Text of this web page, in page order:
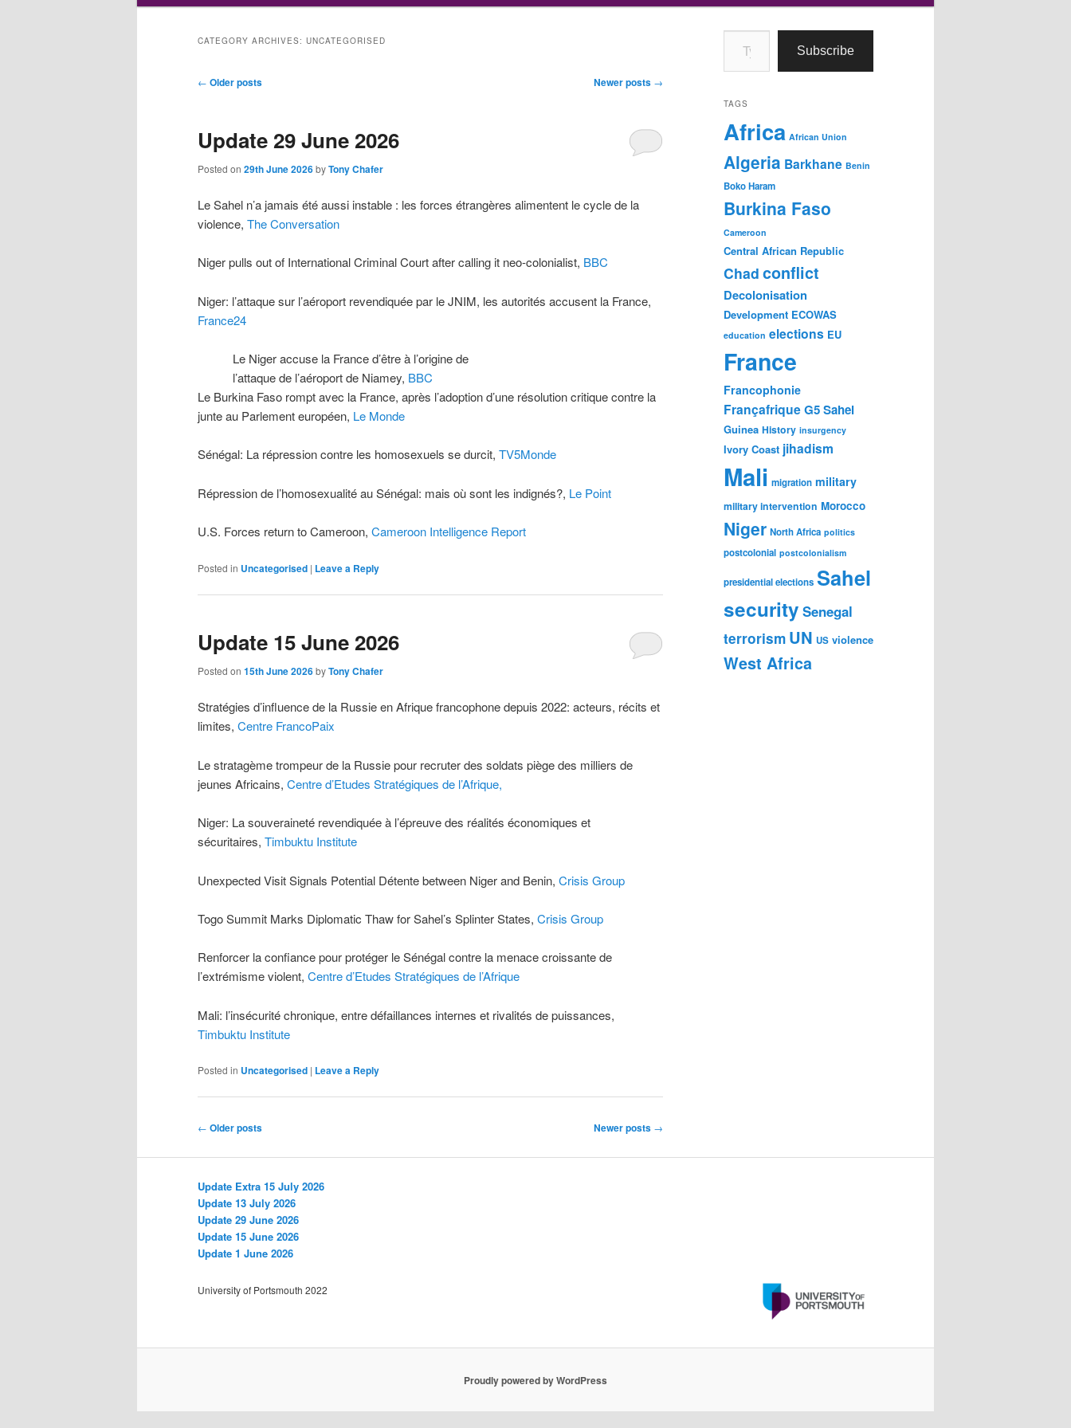
CATEGORY ARCHIVES: UNCATEGORISED
Post
← Older posts Newer posts →
Update 29 June 2026
Posted on 29th June 2026byTony Chafer
Le Sahel n’a jamais été aussi instable : les forces étrangères alimentent le cycle de la
violence, The Conversation
Niger pulls out of International Criminal Court after calling it neo-colonialist, BBC
Niger: l’attaque sur l’aéroport revendiquée par le JNIM, les autorités accusent la France,
France24
Le Niger accuse la France d’être à l’origine de
l’attaque de l’aéroport de Niamey, BBC
Le Burkina Faso rompt avec la France, après l’adoption d’une résolution critique contre la
junte au Parlement européen, Le Monde
Sénégal: La répression contre les homosexuels se durcit, TV5Monde
Répression de l’homosexualité au Sénégal: mais où sont les indignés?, Le Point
U.S. Forces return to Cameroon, Cameroon Intelligence Report
Posted in Uncategorised | Leave a Reply
Update 15 June 2026
Posted on 15th June 2026byTony Chafer
Stratégies d’influence de la Russie en Afrique francophone depuis 2022: acteurs, récits et
limites, Centre FrancoPaix
Le stratagème trompeur de la Russie pour recruter des soldats piège des milliers de
jeunes Africains, Centre d’Etudes Stratégiques de l’Afrique,
Niger: La souveraineté revendiquée à l’épreuve des réalités économiques et
sécuritaires, Timbuktu Institute
Unexpected Visit Signals Potential Détente between Niger and Benin, Crisis Group
Togo Summit Marks Diplomatic Thaw for Sahel’s Splinter States, Crisis Group
Renforcer la confiance pour protéger le Sénégal contre la menace croissante de
l’extrémisme violent, Centre d’Etudes Stratégiques de l’Afrique
Mali: l’insécurité chronique, entre défaillances internes et rivalités de puissances,
Timbuktu Institute
Posted in Uncategorised | Leave a Reply
Post
← Older posts Newer posts →
Type your email…
Subscribe
TAGS
Africa African Union
Algeria Barkhane Benin
Boko Haram
Burkina Faso
Cameroon
Central African Republic
Chad conflict
Decolonisation
Development ECOWAS
education elections EU
France
Francophonie
FrançafriqueG5 Sahel
Guinea History insurgency
Ivory Coast jihadism
Mali migration military
military intervention Morocco
Niger North Africa politics
postcolonial postcolonialism
presidential elections Sahel
security Senegal
terrorism UN US violence
West Africa
Update Extra 15 July 2026
Update 13 July 2026
Update 29 June 2026
Update 15 June 2026
Update 1 June 2026
University of Portsmouth 2022
Proudly powered by WordPress